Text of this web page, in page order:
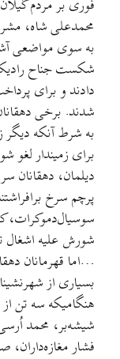
فوری بر مردم
محمدعلی شاه،
به سوی مواضعی
شکست جناح
دادند و برای
شدند. برخی
به شرط آنکه
برای زمیندار لغو
دیلمان، دهقانان
پرچم سرخ
سوسیال‌دموکرات،
شورش علیه اشغال
…اما قهرمانان
بسیاری از
هنگامیکه سه تن
شیشه‌بر، محمد
فشار مغازه‌داران،